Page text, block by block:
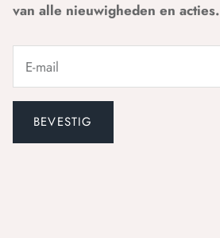
van alle nieuwigheden en acties.
BEVESTIG